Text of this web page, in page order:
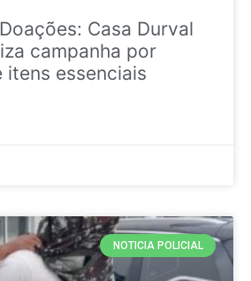
Casa Durval
campanha por
itens essenciais
NOTICIA POLICIAL